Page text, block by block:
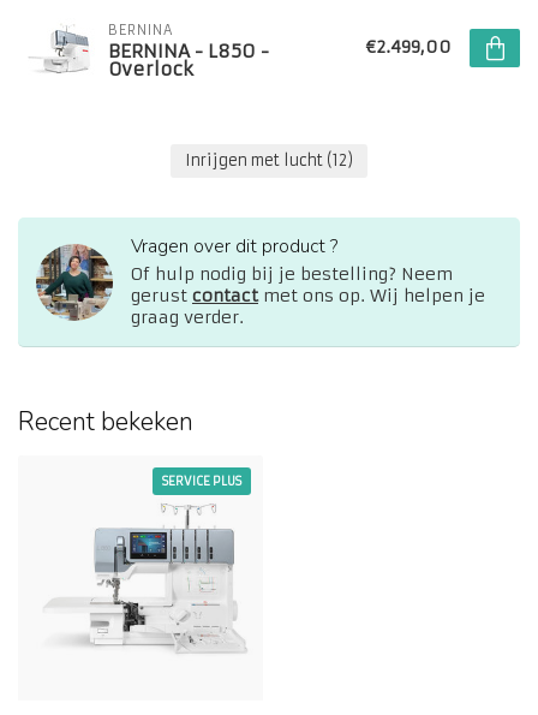
BERNINA
BERNINA - L850 -
Overlock
€2.499,00
Inrijgen met lucht (12)
Vragen over dit product ?
Of hulp nodig bij je bestelling? Neem
gerust contactmet ons op. Wij helpen je
graag verder.
Recent bekeken
SERVICE PLUS